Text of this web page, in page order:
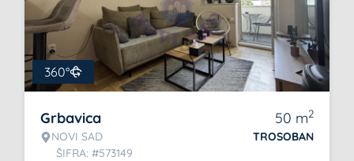
360°
Grbavica
NOVI SAD
ŠIFRA: #573149
50 m2
TROSOBAN